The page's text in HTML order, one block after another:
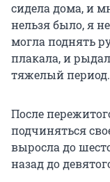
сидела дома, и
нельзя было, я
могла поднять
плакала, и
тяжелый период.
После
подчиняться
выросла до
назад до